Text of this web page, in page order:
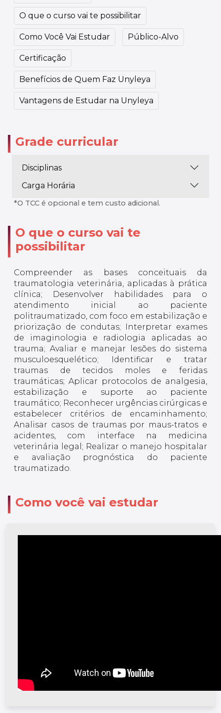
O que o curso vai te possibilitar
Como Você Vai Estudar Público-Alvo
Certificação
Benefícios de Quem Faz Unyleya
Vantagens de Estudar na Unyleya
Grade curricular
Disciplinas
Carga Horária
*O TCC é opcional e tem custo adicional.
O que o curso vai te
possibilitar
Compreender as bases conceituais da
traumatologia veterinária, aplicadas à prática
clínica; Desenvolver habilidades para o
atendimento inicial ao paciente
politraumatizado, com foco em estabilização e
priorização de condutas; Interpretar exames
de imaginologia e radiologia aplicadas ao
trauma; Avaliar e manejar lesões do sistema
musculoesquelético; Identificar e tratar
traumas de tecidos moles e feridas
traumáticas; Aplicar protocolos de analgesia,
estabilização e suporte ao paciente
traumático; Reconhecer urgências cirúrgicas e
estabelecer critérios de encaminhamento;
Analisar casos de traumas por maus-tratos e
acidentes, com interface na medicina
veterinária legal; Realizar o manejo hospitalar
e avaliação prognóstica do paciente
traumatizado.
Como você vai estudar